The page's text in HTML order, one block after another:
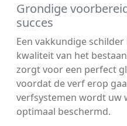
Grondige
succes
Een vakkundige
kwaliteit van het
zorgt voor een perfect
voordat de verf erop
verfsystemen wordt uw
optimaal beschermd.